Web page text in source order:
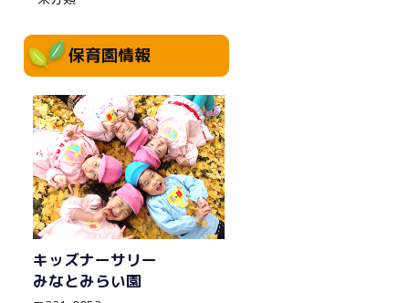
保育園情報
キッズナーサリー
みなとみらい園